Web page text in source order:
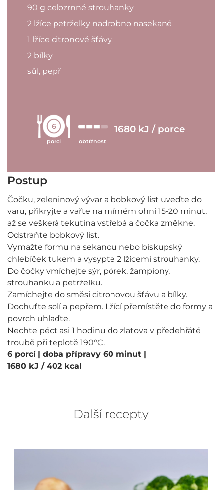
90 g celozrnné strouhanky
2 lžíce petrželky nadrobno nasekané
1 lžíce citronové šťávy
2 bílky
sůl, pepř
6
porcí obtížnost
1680 kJ / porce
Postup
Čočku, zeleninový vývar a bobkový list uveďte do
varu, přikryjte a vařte na mírném ohni 15-20 minut,
až se veškerá tekutina vstřebá a čočka změkne.
Odstraňte bobkový list.
Vymažte formu na sekanou nebo biskupský
chlebíček tukem a vysypte 2 lžícemi strouhanky.
Do čočky vmíchejte sýr, pórek, žampiony,
strouhanku a petrželku.
Zamíchejte do směsi citronovou šťávu a bílky.
Dochuťte solí a pepřem. Lžící přemístěte do formy a
povrch uhlaďte.
Nechte péct asi 1 hodinu do zlatova v předehřáté
troubě při teplotě 190°C.
6 porcí | doba přípravy 60 minut |
1680 kJ / 402 kcal
Další recepty